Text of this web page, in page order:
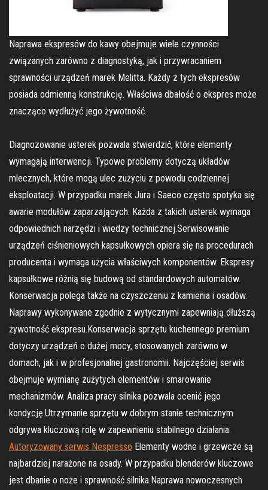
Naprawa ekspresów do kawy obejmuje wiele czynności
związanych zarówno z diagnostyką, jak i przywracaniem
sprawności urządzeń marek Melitta. Każdy z tych ekspresów
posiada odmienną konstrukcję. Właściwa dbałość o ekspres może
znacząco wydłużyć jego żywotność.
Diagnozowanie usterek pozwala stwierdzić, które elementy
wymagają interwencji. Typowe problemy dotyczą układów
mlecznych, które mogą ulec zużyciu z powodu codziennej
eksploatacji. W przypadku marek Jura i Saeco często spotyka się
awarie modułów zaparzających. Każda z takich usterek wymaga
odpowiednich narzędzi i wiedzy technicznej.Serwisowanie
urządzeń ciśnieniowych kapsułkowych opiera się na procedurach
producenta i wymaga użycia właściwych komponentów. Ekspresy
kapsułkowe różnią się budową od standardowych automatów.
Konserwacja polega także na czyszczeniu z kamienia i osadów.
Naprawy wykonywane zgodnie z wytycznymi zapewniają dłuższą
żywotność ekspresu.Konserwacja sprzętu kuchennego premium
dotyczy urządzeń o dużej mocy, stosowanych zarówno w
domach, jak i w profesjonalnej gastronomii. Najczęściej serwis
obejmuje wymianę zużytych elementów i smarowanie
mechanizmów. Analiza pracy silnika pozwala ocenić jego
kondycję.Utrzymanie sprzętu w dobrym stanie technicznym
odgrywa kluczową rolę w zapewnieniu stabilnego działania.
Autoryzowany serwis Nespresso Elementy wodne i grzewcze są
najbardziej narażone na osady. W przypadku blenderów kluczowe
jest dbanie o noże i sprawność silnika.Naprawa nowoczesnych